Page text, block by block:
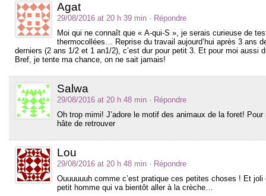
Agat
29/08/2016 at 20 h 39 min · Répondre
Moi qui ne connaît que « A-qui-S », je serais curieuse de
thermocollées… Reprise du travail aujourd’hui après 3 ans
derniers (2 ans 1/2 et 1 an1/2), c’est dur pour petit 3. Et pour moi aussi
Bref, je tente ma chance, on ne sait jamais!
Salwa
29/08/2016 at 20 h 48 min · Répondre
Oh trop mimi! J’adore le motif des animaux de la foret!
hâte de retrouver
Lou
29/08/2016 at 20 h 48 min · Répondre
Ouuuuuuh comme c’est pratique ces petites choses ! Et
petit homme qui va bientôt aller à la crèche…